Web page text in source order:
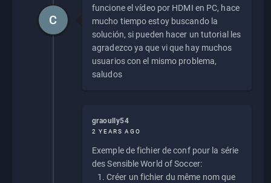
funcione el vídeo por HDMI en PC, hace
mucho tiempo estoy buscando la
solución, si pueden hacer un tutorial les
agradezco ya que vi que hay muchos
usuarios con el mismo problema,
saludos
C
graoully54
2 YEARS AGO
Exemple de fichier de conf pour la série
des Sensible World of Soccer:
Créer un fichier du même nom que